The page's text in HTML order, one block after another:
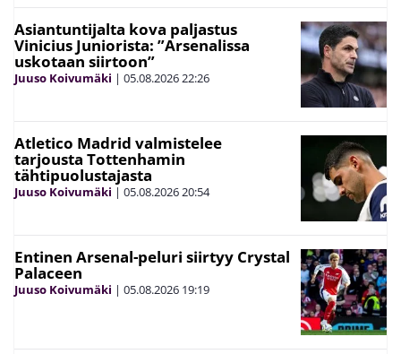
Asiantuntijalta kova paljastus
Vinicius Juniorista: ”Arsenalissa
uskotaan siirtoon”
Juuso Koivumäki | 05.08.202622:26
Atletico Madrid valmistelee
tarjousta Tottenhamin
tähtipuolustajasta
Juuso Koivumäki | 05.08.202620:54
Entinen Arsenal-peluri siirtyy Crystal
Palaceen
Juuso Koivumäki | 05.08.2026 19:19